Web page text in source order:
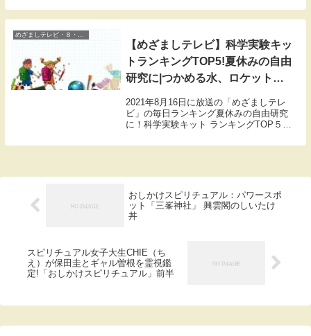
のレシピをまとめましたので紹介します。
【めざましテレビ】科学実験キッ
トランキングTOP5!夏休みの自由
研究に|つかめる水、ロケット、
2021年8月16日に放送の「めざましテレ
ビ」の毎日ランキング夏休みの自由研究
に！科学実験キット ランキングTOP５に
おしかけスピリチュアル：パワースポ
ット「三峯神社」 興雲閣のしいたけ
丼
スピリチュアル女子大生CHIE（ち
え）が保田圭とギャル曽根を霊視鑑
定!「おしかけスピリチュアル」前半